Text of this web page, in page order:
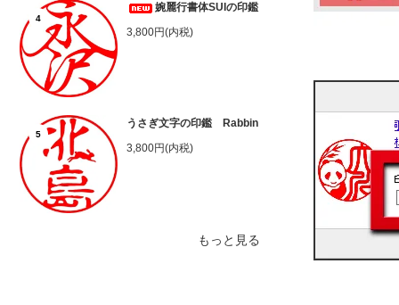
4
婉麗行書体SUIの印鑑
3,800円(内税)
5
うさぎ文字の印鑑 Rabbin
3,800円(内税)
もっと見る